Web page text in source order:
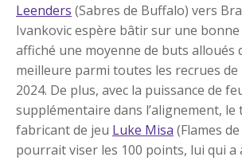
Leenders (Sabres de Buffalo) vers
Ivankovic espère bâtir sur une
affiché une moyenne de buts alloués
meilleure parmi toutes les recrues de
2024. De plus, avec la puissance de
supplémentaire dans l’alignement,
fabricant de jeu Luke Misa (Flames
pourrait viser les 100 points, lui qui a